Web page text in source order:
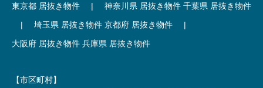
東京都 居抜き物件
| 神奈川県 居抜き物件 千葉県 居抜き物件
|
埼玉県 居抜き物件 京都府 居抜き物件
|
大阪府 居抜き物件 兵庫県 居抜き物件
【市区町村】